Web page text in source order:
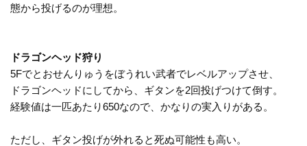
態から投げるのが理想。
ドラゴンヘッド狩り
5Fでとおせんりゅうをぼうれい武者でレベルアップさせ、
ドラゴンヘッドにしてから、ギタンを2回投げつけて倒す。
経験値は一匹あたり650なので、かなりの実入りがある。
ただし、ギタン投げが外れると死ぬ可能性も高い。